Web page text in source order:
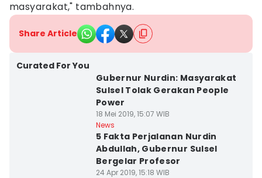
masyarakat," tambahnya.
Share Article
Curated For You
Gubernur Nurdin: Masyarakat
Sulsel Tolak Gerakan People
Power
18 Mei 2019, 15:07 WIB
News
5 Fakta Perjalanan Nurdin
Abdullah, Gubernur Sulsel
Bergelar Profesor
24 Apr 2019, 15:18 WIB